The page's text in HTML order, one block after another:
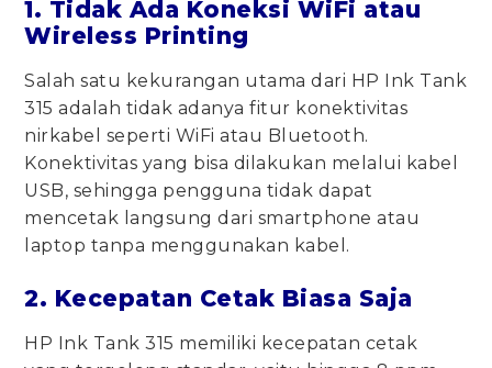
1. Tidak Ada Koneksi WiFi atau
Wireless Printing
Salah satu kekurangan utama dari HP Ink Tank
315 adalah tidak adanya fitur konektivitas
nirkabel seperti WiFi atau Bluetooth.
Konektivitas yang bisa dilakukan melalui kabel
USB, sehingga pengguna tidak dapat
mencetak langsung dari smartphone atau
laptop tanpa menggunakan kabel.
2. Kecepatan Cetak Biasa Saja
HP Ink Tank 315 memiliki kecepatan cetak